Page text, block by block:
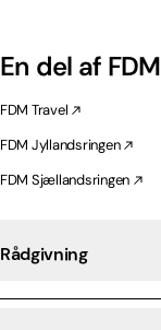
En del af FDM
FDM Travel
FDM Jyllandsringen
FDM Sjællandsringen
Rådgivning